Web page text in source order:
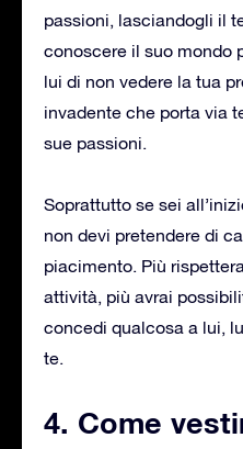
passioni, lasciandogli il
conoscere il suo mondo
lui di non vedere la tua
invadente che porta via
sue passioni.
Soprattutto se sei
non devi pretendere di
piacimento. Più
attività, più avrai
concedi qualcosa a lui,
te.
4. Come